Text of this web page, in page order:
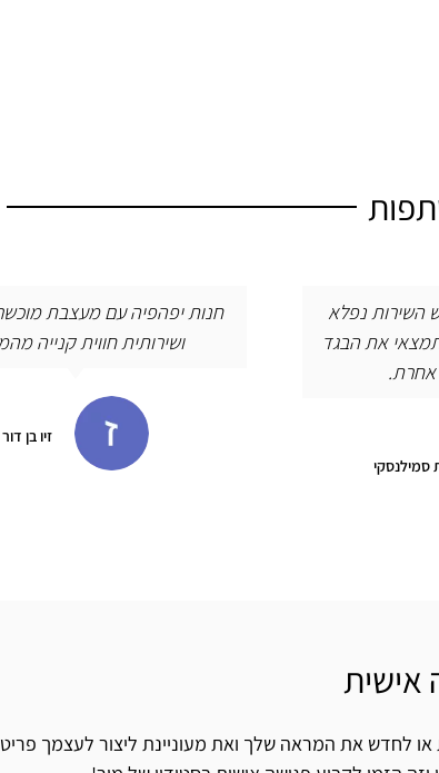
מוכשרת, נעימה
מהממת.
היה מושלם!!! בגדים הורסים
אישית
או לחדש את המראה שלך ואת מעוניינת ליצור לעצמך